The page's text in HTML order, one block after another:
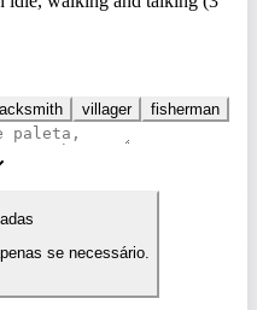
villager fisherman
se necessário.